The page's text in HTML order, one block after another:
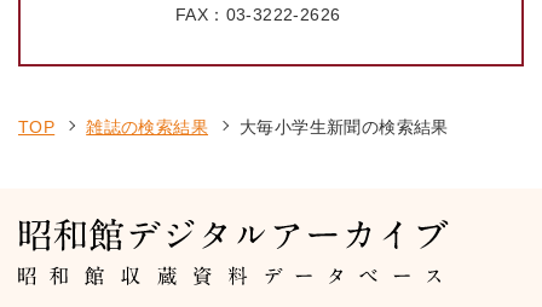
FAX： 03-3222-2626
TOP 雑誌の検索結果 大毎小学生新聞の検索結果